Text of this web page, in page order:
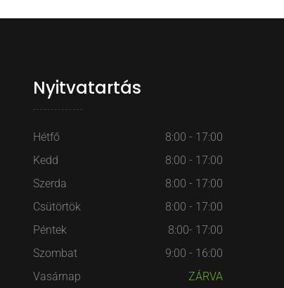
Nyitvatartás
Hétfő
8:00 - 17:00
Kedd
8:00 - 17:00
Szerda
8:00 - 17:00
Csütörtök
8:00 - 17:00
Péntek
8:00- 17:00
Szombat
9:00 - 16:00
Vasárnap
ZÁRVA